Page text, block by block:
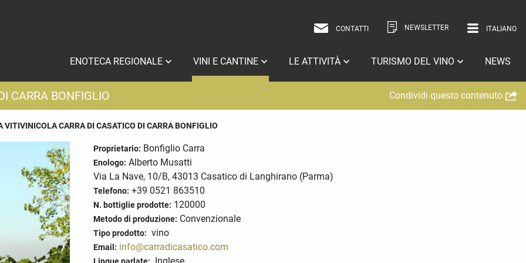
CONTATTI NEWSLETTER ITALIANO
INGLESE
ENOTECA REGIONALE VINI E CANTINE LE ATTIVITÀ TURISMO DEL VINO NEWS
CARRA BONFIGLIO Condividi questo contenuto
VITIVINICOLA CARRA DI CASATICO DI CARRA BONFIGLIO
Proprietario: Bonfiglio Carra
Enologo: Alberto Musatti
Via La Nave, 10/B, 43013 Casatico di Langhirano (Parma)
Telefono: +39 0521 863510
N. bottiglie prodotte: 120000
Metodo di produzione: Convenzionale
Tipo prodotto: vino
Email: info@carradicasatico.com